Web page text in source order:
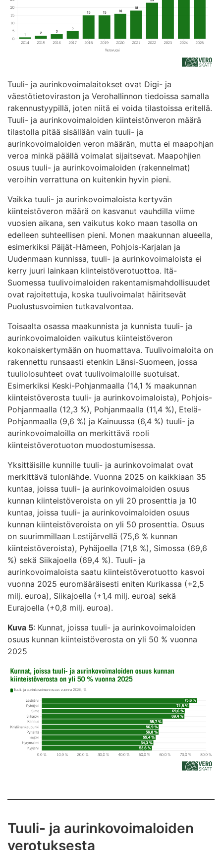
Tuuli- ja aurinkovoimalaitokset ovat Digi- ja
väestötietoviraston ja Verohallinnon tiedoissa samalla
rakennustyypillä, joten niitä ei voida tilastoissa eritellä.
Tuuli- ja aurinkovoimaloiden kiinteistönveron määrä
tilastolla pitää sisällään vain tuuli- ja
aurinkovoimaloiden veron määrän, mutta ei maapohjan
veroa minkä päällä voimalat sijaitsevat. Maapohjien
osuus tuuli- ja aurinkovoimaloiden (rakennelmat)
veroihin verrattuna on kuitenkin hyvin pieni.
Vaikka tuuli- ja aurinkovoimaloista kertyvän
kiinteistöveron määrä on kasvanut vauhdilla viime
vuosien aikana, sen vaikutus koko maan tasolla on
edelleen suhteellisen pieni. Monen maakunnan alueella,
esimerkiksi Päijät-Hämeen, Pohjois-Karjalan ja
Uudenmaan kunnissa, tuuli- ja aurinkovoimaloista ei
kerry juuri lainkaan kiinteistöverotuottoa. Itä-
Suomessa tuulivoimaloiden rakentamismahdollisuudet
ovat rajoitettuja, koska tuulivoimalat häiritsevät
Puolustusvoimien tutkavalvontaa.
Toisaalta osassa maakunnista ja kunnista tuuli- ja
aurinkovoimaloiden vaikutus kiinteistöveron
kokonaiskertymään on huomattava. Tuulivoimaloita on
rakennettu runsaasti etenkin Länsi-Suomeen, jossa
tuuliolosuhteet ovat tuulivoimaloille suotuisat.
Esimerkiksi Keski-Pohjanmaalla (14,1 % maakunnan
kiinteistöverosta tuuli- ja aurinkovoimaloista), Pohjois-
Pohjanmaalla (12,3 %), Pohjanmaalla (11,4 %), Etelä-
Pohjanmaalla (9,6 %) ja Kainuussa (6,4 %) tuuli- ja
aurinkovoimaloilla on merkittävä rooli
kiinteistöverotuoton muodostumisessa.
Yksittäisille kunnille tuuli- ja aurinkovoimalat ovat
merkittävä tulonlähde. Vuonna 2025 on kaikkiaan 35
kuntaa, joissa tuuli- ja aurinkovoimaloiden osuus
kunnan kiinteistöveroista on yli 20 prosenttia ja 10
kuntaa, joissa tuuli- ja aurinkovoimaloiden osuus
kunnan kiinteistöveroista on yli 50 prosenttia. Osuus
on suurimmillaan Lestijärvellä (75,6 % kunnan
kiinteistöveroista), Pyhäjoella (71,8 %), Simossa (69,6
%) sekä Siikajoella (69,4 %). Tuuli- ja
aurinkovoimaloista saatu kiinteistöverotuotto kasvoi
vuonna 2025 euromääräisesti eniten Kurikassa (+2,5
milj. euroa), Siikajoella (+1,4 milj. euroa) sekä
Eurajoella (+0,8 milj. euroa).
Kuva 5: Kunnat, joissa tuuli- ja aurinkovoimaloiden
osuus kunnan kiinteistöverosta on yli 50 % vuonna
2025
Tuuli- ja aurinkovoimaloiden
verotuksesta